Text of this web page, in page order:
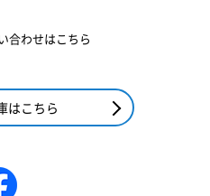
合わせはこちら
はこちら